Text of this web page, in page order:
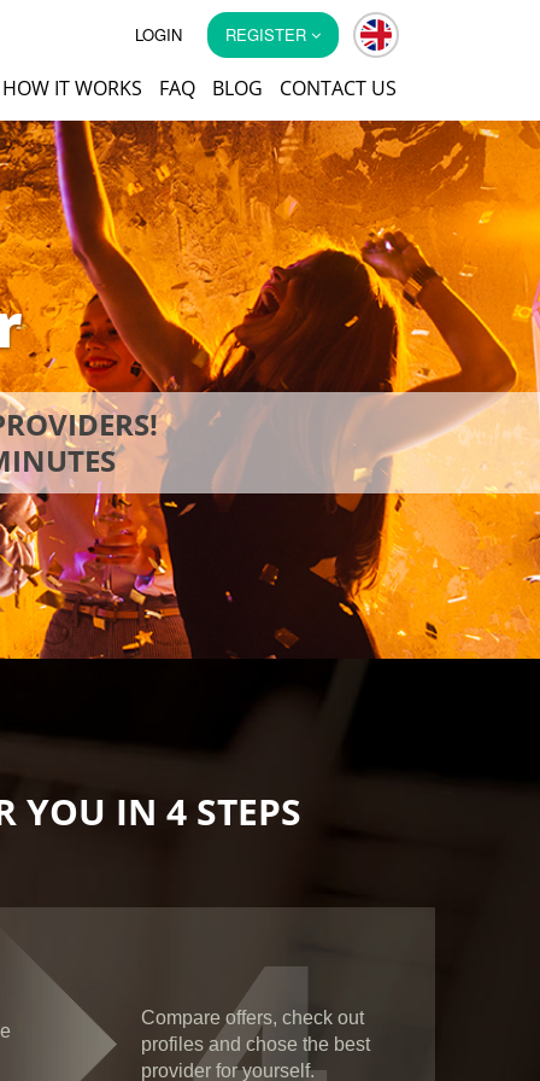
LOGIN REGISTER
HOW IT WORKS FAQ BLOG CONTACT US
YOU IN 4 STEPS
Compare offers, check out
profiles and chose the best
provider for yourself.